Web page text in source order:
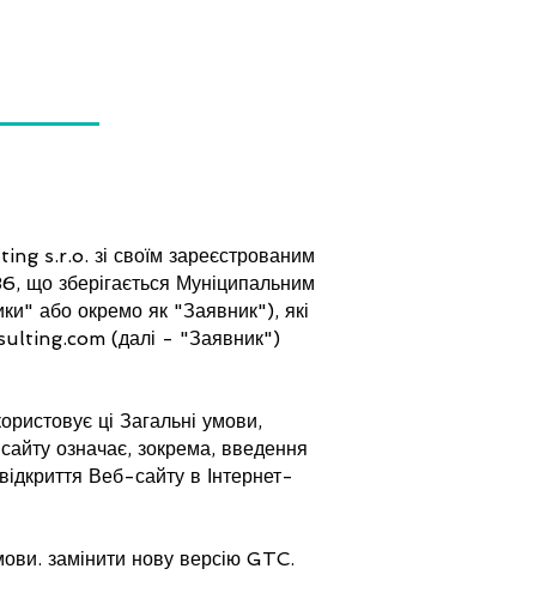
s.r.o. зі своїм зареєстрованим
зберігається Муніципальним
або окремо як "Заявник"), які
(далі - "Заявник")
ці Загальні умови,
означає, зокрема, введення
Веб-сайту в Інтернет-
замінити нову версію GTC.